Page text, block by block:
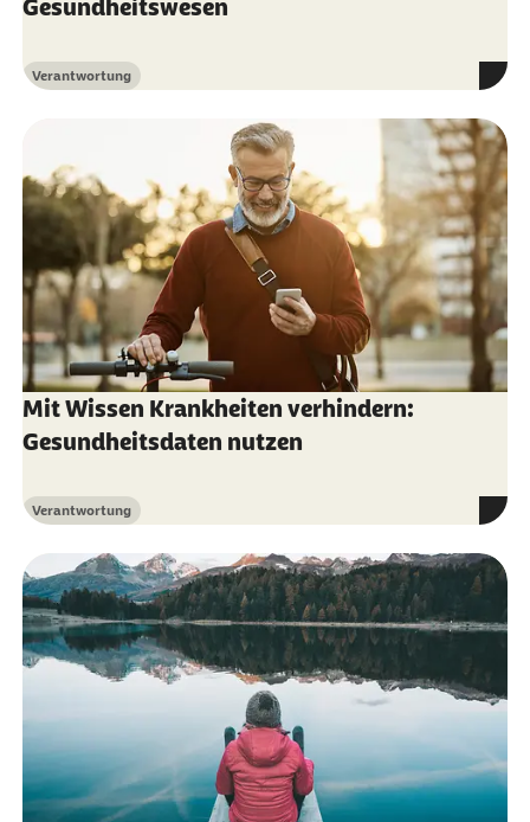
Gesundheitswesen
Kategorie
Verantwortung
Mit Wissen Krankheiten verhindern:
Gesundheitsdaten nutzen
Kategorie
Verantwortung